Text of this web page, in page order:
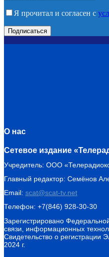
Я прочитал и согласен с
О нас
Сетевое издание
Учредитель: ООО
Главный редактор: Семёнов
Email: scat@scat-tv.net
Телефон: +7(846) 928-30-30
Зарегистрировано
связи, информационных
Свидетельство о
2024 г.